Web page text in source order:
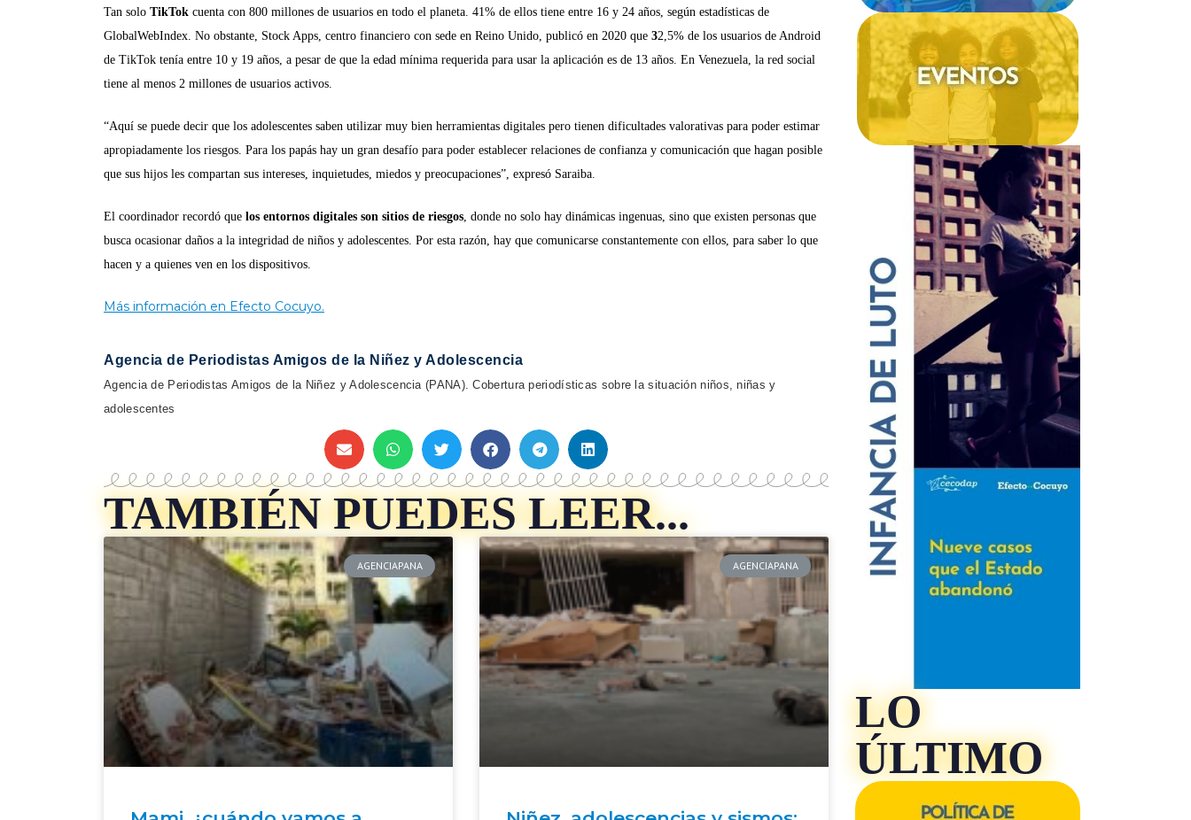
Tan solo TikTok cuenta con 800 millones de usuarios en todo el planeta. 41% de ellos tiene entre 16 y 24 años, según estadísticas de
GlobalWebIndex. No obstante, Stock Apps, centro financiero con sede en Reino Unido, publicó en 2020 que 32,5% de los usuarios de Android
de TikTok tenía entre 10 y 19 años, a pesar de que la edad mínima requerida para usar la aplicación es de 13 años. En Venezuela, la red social
tiene al menos 2 millones de usuarios activos.
“Aquí se puede decir que los adolescentes saben utilizar muy bien herramientas digitales pero tienen dificultades valorativas para poder estimar
apropiadamente los riesgos. Para los papás hay un gran desafío para poder establecer relaciones de confianza y comunicación que hagan posible
que sus hijos les compartan sus intereses, inquietudes, miedos y preocupaciones”, expresó Saraiba.
El coordinador recordó que los entornos digitales son sitios de riesgos, donde no solo hay dinámicas ingenuas, sino que existen personas que
busca ocasionar daños a la integridad de niños y adolescentes. Por esta razón, hay que comunicarse constantemente con ellos, para saber lo que
hacen y a quienes ven en los dispositivos.
Más información en Efecto Cocuyo.
Agencia de Periodistas Amigos de la Niñez y Adolescencia
Agencia de Periodistas Amigos de la Niñez y Adolescencia (PANA). Cobertura periodísticas sobre la situación niños, niñas y
adolescentes
TAMBIÉN PUEDES LEER...
AGENCIAPANA AGENCIAPANA
LO
ÚLTIMO